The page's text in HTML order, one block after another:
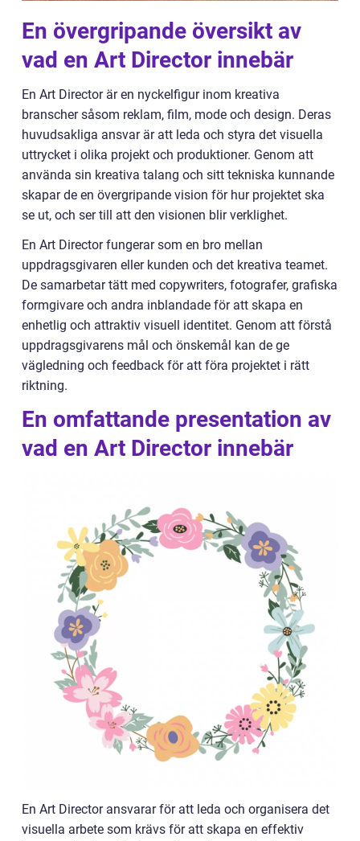
En övergripande översikt av
vad en Art Director innebär
En Art Director är en nyckelfigur inom kreativa
branscher såsom reklam, film, mode och design. Deras
huvudsakliga ansvar är att leda och styra det visuella
uttrycket i olika projekt och produktioner. Genom att
använda sin kreativa talang och sitt tekniska kunnande
skapar de en övergripande vision för hur projektet ska
se ut, och ser till att den visionen blir verklighet.
En Art Director fungerar som en bro mellan
uppdragsgivaren eller kunden och det kreativa teamet.
De samarbetar tätt med copywriters, fotografer, grafiska
formgivare och andra inblandade för att skapa en
enhetlig och attraktiv visuell identitet. Genom att förstå
uppdragsgivarens mål och önskemål kan de ge
vägledning och feedback för att föra projektet i rätt
riktning.
En omfattande presentation av
vad en Art Director innebär
En Art Director ansvarar för att leda och organisera det
visuella arbete som krävs för att skapa en effektiv